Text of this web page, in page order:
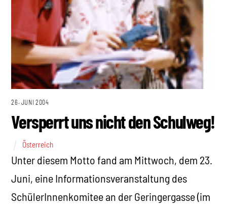
26. JUNI 2004
Versperrt uns nicht den Schulweg!
Österreich
Unter diesem Motto fand am Mittwoch, dem 23.
Juni, eine Informationsveranstaltung des
SchülerInnenkomitee an der Geringergasse (im